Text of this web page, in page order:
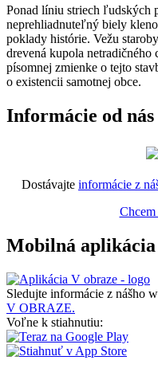
Ponad líniu striech ľudských
neprehliadnuteľný biely
poklady histórie. Vežu
drevená kupola
písomnej zmienke o tejto
o existencii samotnej obce.
Informácie od nás
Dostávajte informácie z
Mobilná aplikácia
Sledujte informácie z nášho
V OBRAZE.
Voľne k stiahnutiu: